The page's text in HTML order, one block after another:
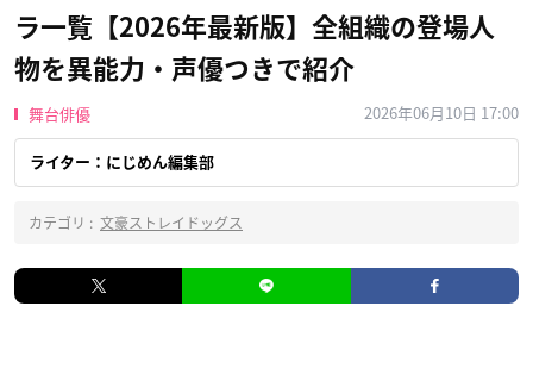
ラ一覧【2026年最新版】全組織の登場人
物を異能力・声優つきで紹介
舞台俳優 2026年06月10日 17:00
ライター：にじめん編集部
カテゴリ : 文豪ストレイドッグス